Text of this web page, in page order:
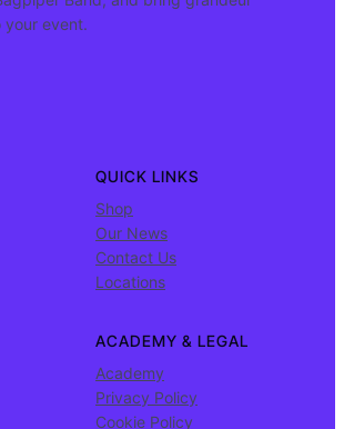
your event.
QUICK LINKS
Shop
Our News
Contact Us
Locations
ACADEMY & LEGAL
Academy
Privacy Policy
Cookie Policy